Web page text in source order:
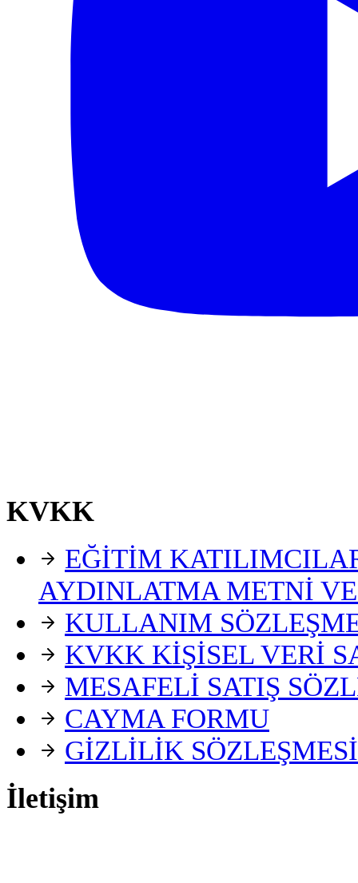
KVKK
EĞİTİM
AYDINLATMA METNİ
KULLANIM
KVKK KİŞİSEL VERİ
MESAFELİ SATIŞ
CAYMA FORMU
GİZLİLİK SÖZLEŞMESİ
İletişim